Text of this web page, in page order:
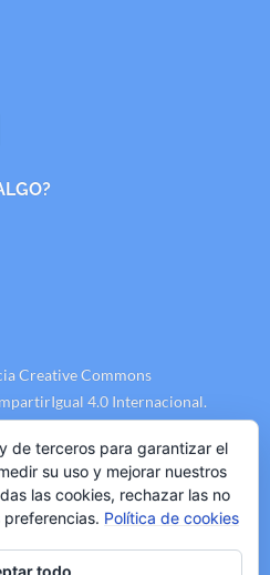
Creative Commons
4.0 Internacional.
de terceros para garantizar el
su uso y mejorar nuestros
las cookies, rechazar las no
preferencias. Política de cookies
todo